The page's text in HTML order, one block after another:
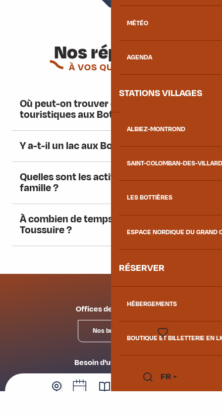
MÉTÉO
AGENDA
STATIONS VILLAGES
ALBIEZ-MONTROND
SAINT-COLOMBAN-DES-
LES BOTTIÈRES
ESPACE NORDIQUE DU GRAND
RÉSERVER
HÉBERGEMENTS
BOUTIQUE ET BILLETTERIE EN
Recherche
FR
Nos réponses
À VOS QUESTIONS
Où peut-on trouver des informations
touristiques aux Bottières ?
Y a-t-il un lac aux Bottières ?
Quelles sont les activités à faire en
famille ?
À combien de temps se situe La
Toussuire ?
Offices de tourisme
Nos bureaux
Besoin d'un conseil ?
Nous contacter